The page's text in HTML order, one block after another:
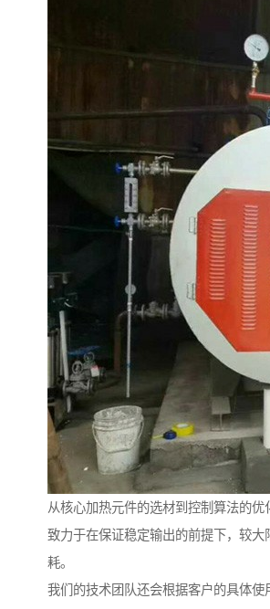
从核心加热元件的选材到控制算法的优
致力于在保证稳定输出的前提下，较大
耗。
我们的技术团队还会根据客户的具体使